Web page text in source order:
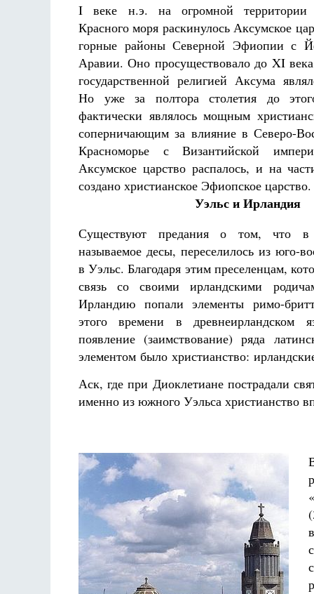
I веке н.э. на огромной территории
Красного моря раскинулось Аксумское
горные районы Северной Эфиопии с
Аравии. Оно просуществовало до XI
государственной религией Аксума
Но уже за полтора столетия до
фактически являлось мощным
соперничающим за влияние в Северо-
Красноморье с Византийской
Аксумское царство распалось, и на
создано христианское Эфиопское царство.
Уэльс и Ирландия
Существуют предания о том, что
называемое десы, переселилось из юго-
в Уэльс. Благодаря этим преселенцам,
связь со своими ирландскими
Ирландию попали элементы римо-
этого времени в древнеирландском
появление (заимствование) ряда
элементом было христианство:
Аск, где при Диоклетиане пострадали
именно из южного Уэльса христианство